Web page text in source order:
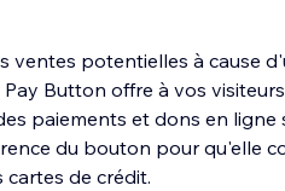
ventes potentielles à cause
Button offre à vos
paiements et dons en ligne
du bouton pour qu'elle
de crédit.